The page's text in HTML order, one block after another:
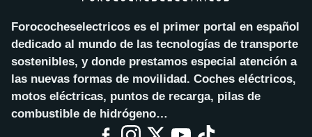
Forococheselectricos es el primer portal en español
dedicado al mundo de las tecnologías de transporte
sostenibles, y donde prestamos especial atención a
las nuevas formas de movilidad. Coches eléctricos,
motos eléctricas, puntos de recarga, pilas de
combustible de hidrógeno…